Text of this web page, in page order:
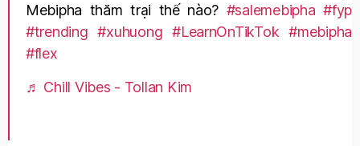
Mebipha thăm trại thế nào? #salemebipha #fyp
#trending #xuhuong #LearnOnTikTok #mebipha
#flex
♬ Chill Vibes - Tollan Kim